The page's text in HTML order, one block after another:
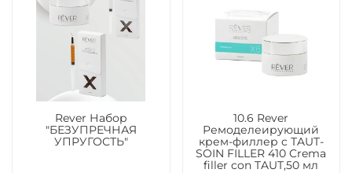
Rever Набор
"БЕЗУПРЕЧНАЯ
УПРУГОСТЬ"
10.6 Rever
Ремоделеирующий
крем-филлер c TAUT-
SOIN FILLER 410 Crema
filler con TAUT,50 мл